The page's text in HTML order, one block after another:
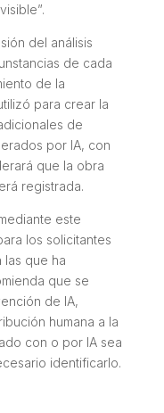
del análisis
de cada
de la
para crear la
de
por IA, con
que la obra
registrada.
este
los solicitantes
que ha
que se
de IA,
humana a la
con o por IA sea
identificarlo.